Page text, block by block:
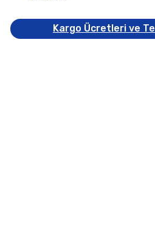
Kargo Ücretleri ve